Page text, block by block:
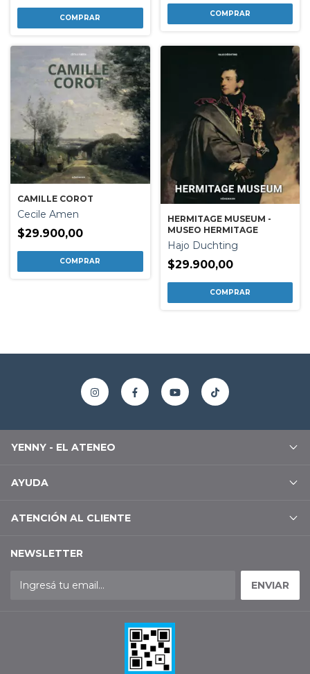
CAMILLE COROT
Cecile Amen
$29.900,00
HERMITAGE MUSEUM -
MUSEO HERMITAGE
Hajo Duchting
$29.900,00
YENNY - EL ATENEO
AYUDA
ATENCIÓN AL CLIENTE
NEWSLETTER